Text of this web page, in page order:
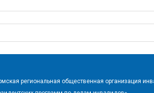
региональная общественная организация